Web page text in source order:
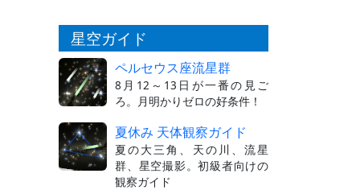
星空ガイド
ペルセウス座流星群
8月12～13日が一番の見ご
ろ。月明かりゼロの好条件！
夏休み 天体観察ガイド
夏の大三角、天の川、流星
群、星空撮影。初級者向けの
観察ガイド